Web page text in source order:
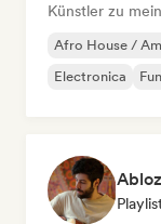
Künstler zu
Afro House /
Electronica